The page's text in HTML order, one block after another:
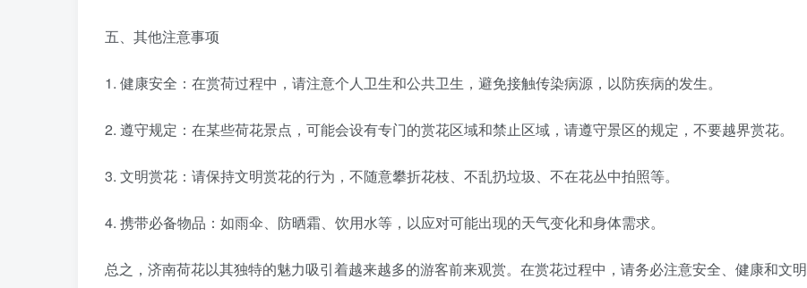
五、其他注意事项
1. 健康安全：在赏荷过程中，请注意个人卫生和公共卫生，避免接触传染病源，以防疾病的发生。
2. 遵守规定：在某些荷花景点，可能会设有专门的赏花区域和禁止区域，请遵守景区的规定，不要越界赏花。
3. 文明赏花：请保持文明赏花的行为，不随意攀折花枝、不乱扔垃圾、不在花丛中拍照等。
4. 携带必备物品：如雨伞、防晒霜、饮用水等，以应对可能出现的天气变化和身体需求。
总之，济南荷花以其独特的魅力吸引着越来越多的游客前来观赏。在赏花过程中，请务必注意安全、健康和文明